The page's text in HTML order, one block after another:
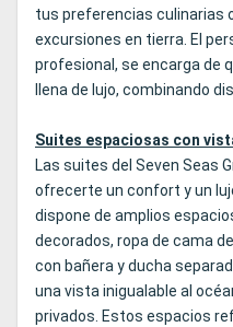
tus preferencias culinarias
excursiones en tierra. El
profesional, se encarga de
llena de lujo, combinando
Suites espaciosas con
Las suites del Seven Seas
ofrecerte un confort y un
dispone de amplios
decorados, ropa de cama
con bañera y ducha
una vista inigualable al
privados. Estos espacios